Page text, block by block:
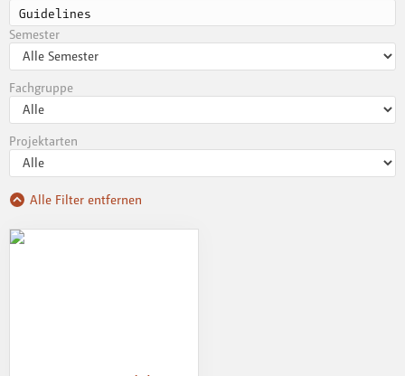
Semester
Fachgruppe
Projektarten
Alle Filter entfernen